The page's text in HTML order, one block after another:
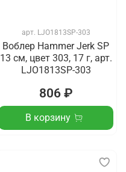
арт. LJO1813SP-303
Воблер Hammer Jerk SP
13 см, цвет 303, 17 г, арт.
LJO1813SP-303
806 ₽
В корзину